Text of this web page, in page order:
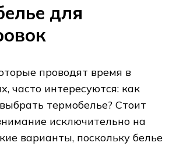
для
проводят время в
часто интересуются: как
термобелье? Стоит
исключительно на
варианты, поскольку белье